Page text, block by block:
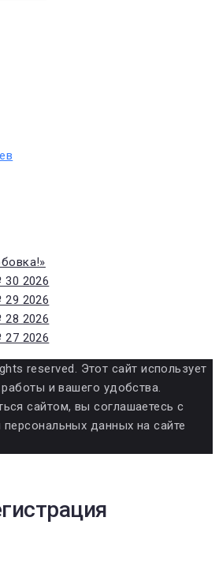
30 2026
29 2026
28 2026
27 2026
reserved. Этот сайт использует
и вашего удобства.
сайтом, вы соглашаетесь с
данных на сайте